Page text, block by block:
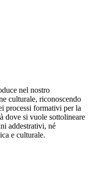
nel nostro
culturale, riconoscendo
processi formativi per la
dove si vuole sottolineare
addestrativi, né
e culturale.